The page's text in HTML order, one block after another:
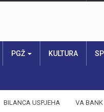
PGŽ KULTURA
BILANCA USPJEHA VA BANK